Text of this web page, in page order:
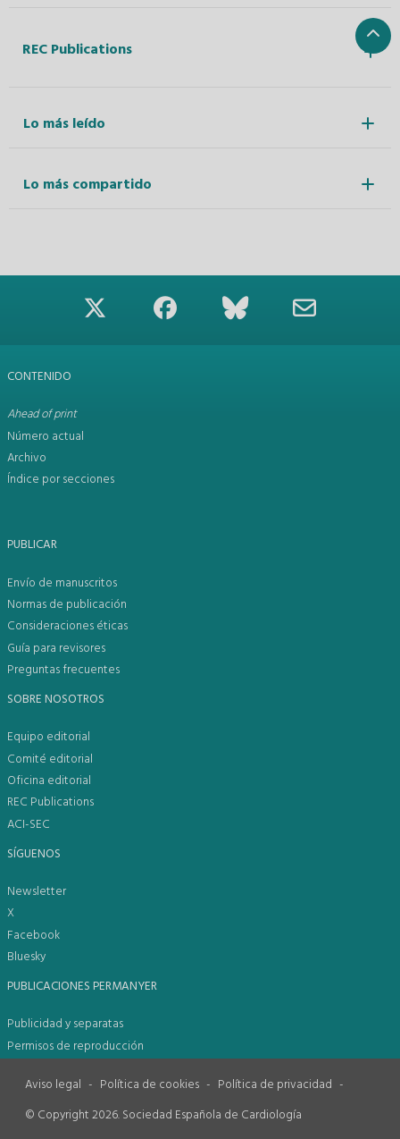
REC Publications
Lo más leído
Lo más compartido
CONTENIDO
Ahead of print
Número actual
Archivo
Índice por secciones
PUBLICAR
Envío de manuscritos
Normas de publicación
Consideraciones éticas
Guía para revisores
Preguntas frecuentes
SOBRE NOSOTROS
Equipo editorial
Comité editorial
Oficina editorial
REC Publications
ACI-SEC
SÍGUENOS
Newsletter
X
Facebook
Bluesky
PUBLICACIONES PERMANYER
Publicidad y separatas
Permisos de reproducción
Aviso legal - Política de cookies - Política de privacidad -
© Copyright 2026. Sociedad Española de Cardiología